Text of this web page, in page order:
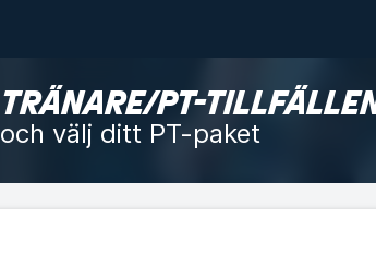
TRÄNARE/PT-
välj ditt PT-paket